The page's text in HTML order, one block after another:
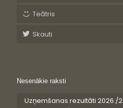
Teātris
Skauti
Nesenākie raksti
Uzņemšanas rezultāti 2026./